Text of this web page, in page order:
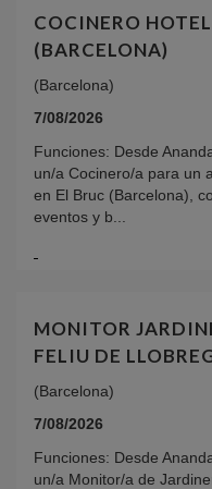
COCINERO
(BARCELONA)
(Barcelona)
7/08/2026
Funciones: Desde
un/a Cocinero/a para un
en El Bruc (Barcelona),
eventos y b...
MONITOR
FELIU DE
(Barcelona)
7/08/2026
Funciones: Desde
un/a Monitor/a de